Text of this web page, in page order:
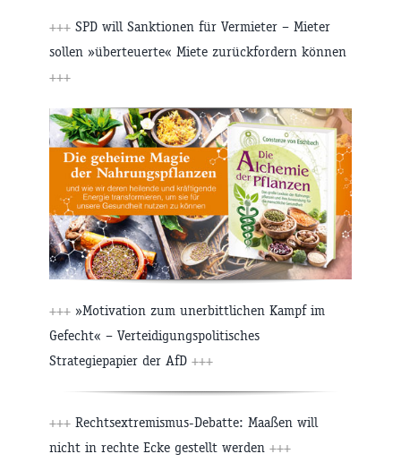
+++ SPD will Sanktionen für Vermieter – Mieter
sollen »überteuerte« Miete zurückfordern können
+++
+++ »Motivation zum unerbittlichen Kampf im
Gefecht« – Verteidigungspolitisches
Strategiepapier der AfD +++
+++ Rechtsextremismus-Debatte: Maaßen will
nicht in rechte Ecke gestellt werden +++